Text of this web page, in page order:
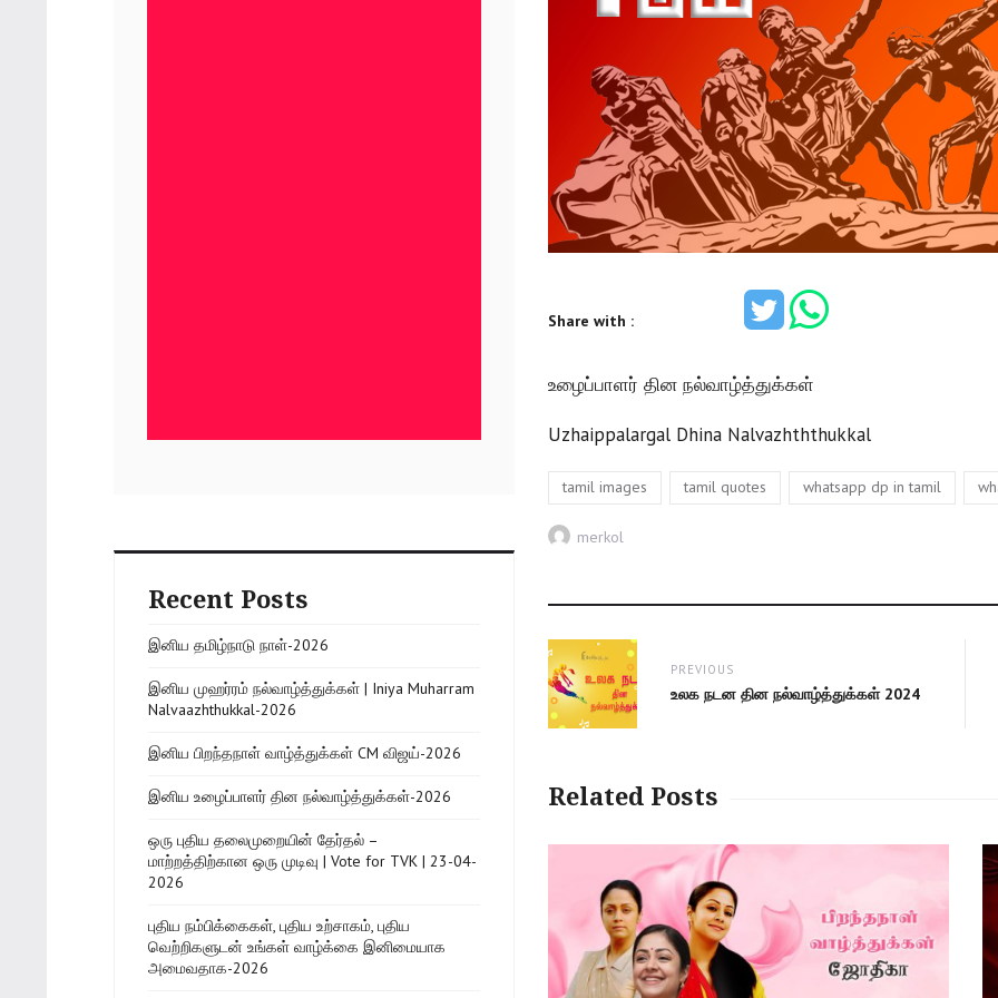
Share with :
உழைப்பாளர் தின நல்வாழ்த்துக்கள்
Uzhaippalargal Dhina Nalvazhththukkal
Tags
tamil images tamil quotes whatsapp dp in tamil
Author
merkol
Post
navigation
PREVIOUS
Previous
உலக நடன தின நல்வாழ்த்துக்கள் 2024
Related Posts
Recent Posts
இனிய தமிழ்நாடு நாள்-2026
இனிய முஹர்ரம் நல்வாழ்த்துக்கள் | Iniya Muharram
Nalvaazhthukkal-2026
இனிய பிறந்தநாள் வாழ்த்துக்கள் CM விஜய்-2026
இனிய உழைப்பாளர் தின நல்வாழ்த்துக்கள்-2026
ஒரு புதிய தலைமுறையின் தேர்தல் –
மாற்றத்திற்கான ஒரு முடிவு | Vote for TVK | 23-04-
2026
புதிய நம்பிக்கைகள், புதிய உற்சாகம், புதிய
வெற்றிகளுடன் உங்கள் வாழ்க்கை இனிமையாக
அமைவதாக-2026